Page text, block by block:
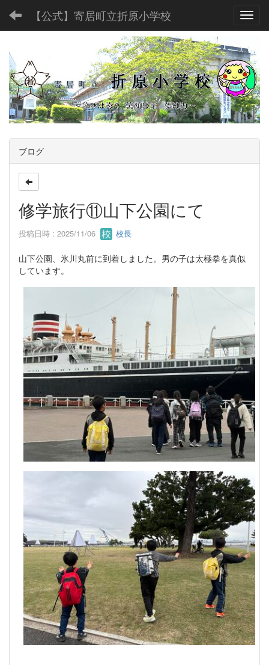
【公式】寄居町立折原小学校
ブログ
修学旅行⑪山下公園にて
投稿日時 : 2025/11/06 校長
山下公園、氷川丸前に到着しました。男の子は太極拳を真似
しています。